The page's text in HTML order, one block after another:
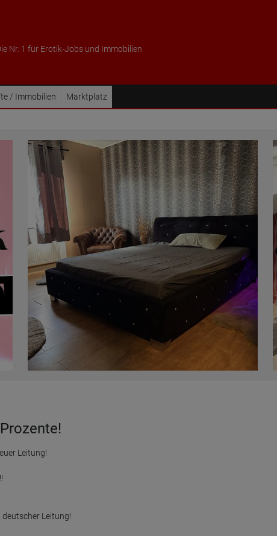
Nr. 1 für Erotik-Jobs und Immobilien
/ Immobilien Marktplatz
Leitung!
Leitung!